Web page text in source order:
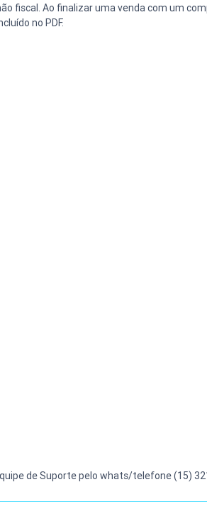
fiscal. Ao finalizar uma venda com um
no PDF.
de Suporte pelo whats/telefone (15)